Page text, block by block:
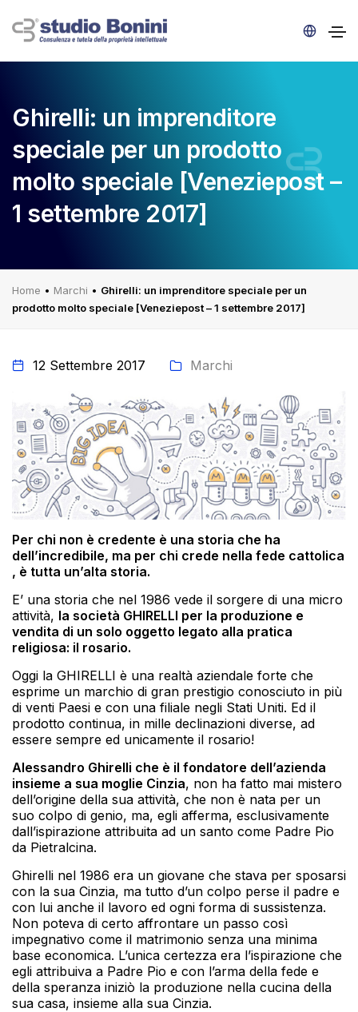
Ghirelli: un imprenditore
speciale per un prodotto
molto speciale [Veneziepost –
1 settembre 2017]
Home • Marchi • Ghirelli: un imprenditore speciale per un
prodotto molto speciale [Veneziepost – 1 settembre 2017]
12 Settembre 2017 Marchi
Per chi non è credente è una storia che ha
dell’incredibile, ma per chi crede nella fede cattolica
, è tutta un’alta storia.
E’ una storia che nel 1986 vede il sorgere di una micro
attività, la società GHIRELLI per la produzione e
vendita di un solo oggetto legato alla pratica
religiosa: il rosario.
Oggi la GHIRELLI è una realtà aziendale forte che
esprime un marchio di gran prestigio conosciuto in più
di venti Paesi e con una filiale negli Stati Uniti. Ed il
prodotto continua, in mille declinazioni diverse, ad
essere sempre ed unicamente il rosario!
Alessandro Ghirelli che è il fondatore dell’azienda
insieme a sua moglie Cinzia, non ha fatto mai mistero
dell’origine della sua attività, che non è nata per un
suo colpo di genio, ma, egli afferma, esclusivamente
dall’ispirazione attribuita ad un santo come Padre Pio
da Pietralcina.
Ghirelli nel 1986 era un giovane che stava per sposarsi
con la sua Cinzia, ma tutto d’un colpo perse il padre e
con lui anche il lavoro ed ogni forma di sussistenza.
Non poteva di certo affrontare un passo così
impegnativo come il matrimonio senza una minima
base economica. L’unica certezza era l’ispirazione che
egli attribuiva a Padre Pio e con l’arma della fede e
della speranza iniziò la produzione nella cucina della
sua casa, insieme alla sua Cinzia.